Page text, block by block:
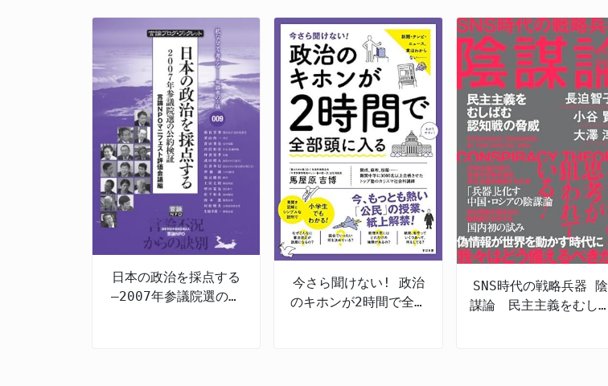
日本の政治を採点する
―2007年参議院選の公
今さら聞けない! 政治
のキホンが2時間で全部
SNS時代の戦略兵器 陰
謀論 民主主義をむしば